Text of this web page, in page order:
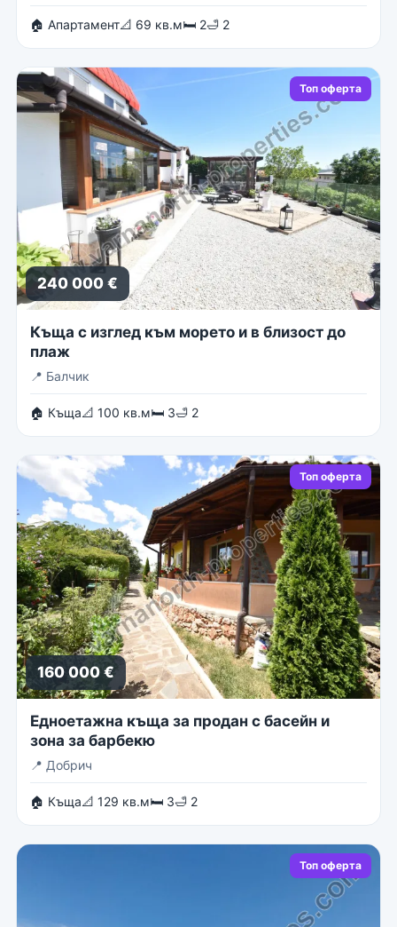
🏠 Апартамент📐 69 кв.м🛏 2🛁 2
Топ оферта
240 000 €
Къща с изглед към морето и в близост до
плаж
📍 Балчик
🏠 Къща📐 100 кв.м🛏 3🛁 2
Топ оферта
160 000 €
Едноетажна къща за продан с басейн и
зона за барбекю
📍 Добрич
🏠 Къща📐 129 кв.м🛏 3🛁 2
Топ оферта